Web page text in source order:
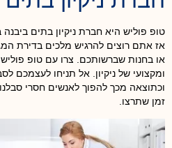
טופ פוליש היא חברת ניקיון בתים ביבנה
אז אתם רוצים להרגיש מלכים בדירת
או בחנות שברשותכם. צרו עם טופ
ומקצועי של ניקיון. אל תניחו לעצמכם
וכתוצאה מכך להפוך לאנשים חסרי
זמן שתרצו.